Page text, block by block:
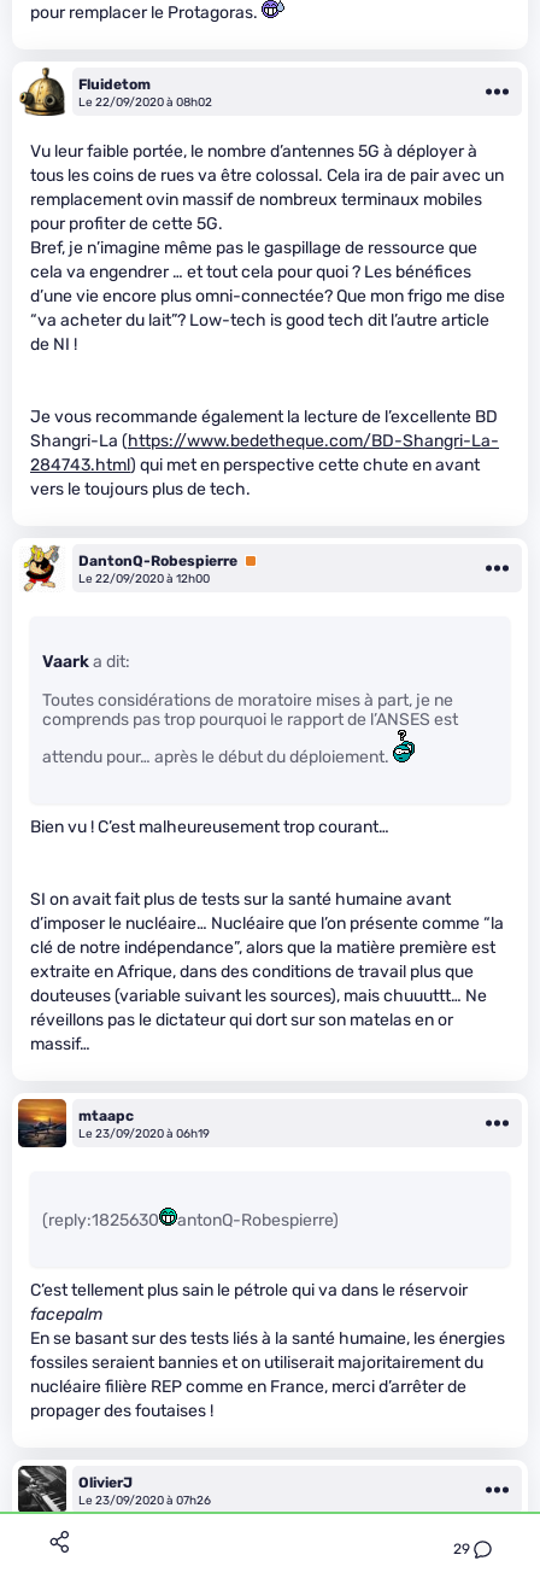
29
pour remplacer le Protagoras.
Fluidetom
Le 22/09/2020 à 08h02
Vu leur faible portée, le nombre d’antennes 5G à déployer à
tous les coins de rues va être colossal. Cela ira de pair avec un
remplacement ovin massif de nombreux terminaux mobiles
pour profiter de cette 5G.
Bref, je n’imagine même pas le gaspillage de ressource que
cela va engendrer … et tout cela pour quoi ? Les bénéfices
d’une vie encore plus omni-connectée? Que mon frigo me dise
“va acheter du lait”? Low-tech is good tech dit l’autre article
de NI !
Je vous recommande également la lecture de l’excellente BD
Shangri-La (https://www.bedetheque.com/BD-Shangri-La-
284743.html) qui met en perspective cette chute en avant
vers le toujours plus de tech.
DantonQ-Robespierre Premium
Le 22/09/2020 à 12h00
Vaarka dit:
Toutes considérations de moratoire mises à part, je ne
comprends pas trop pourquoi le rapport de l’ANSES est
attendu pour… après le début du déploiement.
Bien vu ! C’est malheureusement trop courant…
SI on avait fait plus de tests sur la santé humaine avant
d’imposer le nucléaire… Nucléaire que l’on présente comme “la
clé de notre indépendance”, alors que la matière première est
extraite en Afrique, dans des conditions de travail plus que
douteuses (variable suivant les sources), mais chuuuttt… Ne
réveillons pas le dictateur qui dort sur son matelas en or
massif…
mtaapc
Le 23/09/2020 à 06h19
(reply:1825630 antonQ-Robespierre)
C’est tellement plus sain le pétrole qui va dans le réservoir
facepalm
En se basant sur des tests liés à la santé humaine, les énergies
fossiles seraient bannies et on utiliserait majoritairement du
nucléaire filière REP comme en France, merci d’arrêter de
propager des foutaises !
OlivierJ
Le 23/09/2020 à 07h26